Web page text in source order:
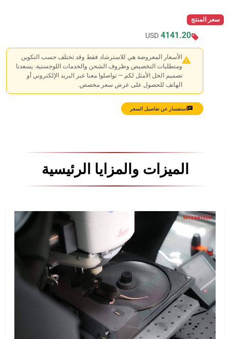
سعر المنتج
4141.20
USD
الأسعار المعروضة هي للاسترشاد فقط وقد تختلف حسب التكوين
ومتطلبات التخصيص وظروف الشحن والخدمات اللوجستية. يسعدنا
تصميم الحل الأمثل لكم — تواصلوا معنا عبر البريد الإلكتروني أو
الهاتف للحصول على عرض سعر مخصص.
استفسار عن تفاصيل السعر
الميزات والمزايا الرئيسية